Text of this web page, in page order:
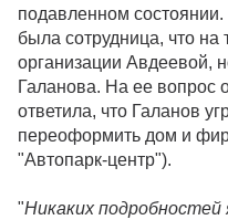
подавленном состоянии.
была сотрудница, что
организации Авдеевой,
Галанова. На ее
ответила, что Галанов
переоформить дом и
"Автопарк-центр").
"Никаких подробностей